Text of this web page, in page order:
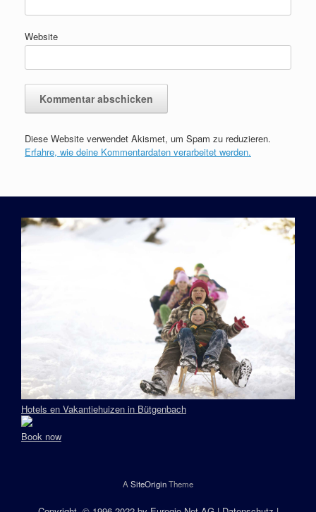
Website
Diese Website verwendet Akismet, um Spam zu reduzieren.
Erfahre, wie deine Kommentardaten verarbeitet werden.
Hotels en Vakantiehuizen in Bütgenbach
Book now
A SiteOriginTheme